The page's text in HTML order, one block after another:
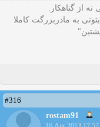
از گناهکار.
به مادربزرگت کاملا
#316
rostam91